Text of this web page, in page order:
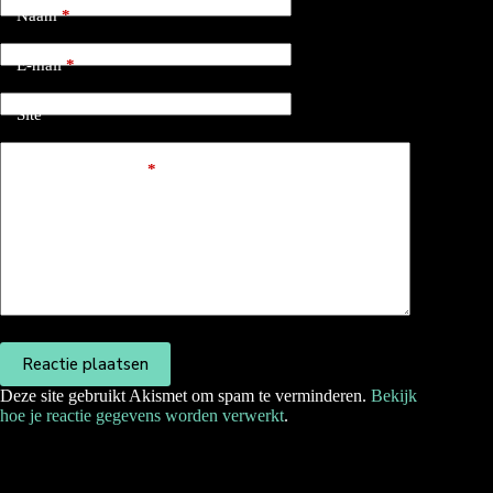
Naam*
E-mail*
Site
*
Reactie plaatsen
Deze site gebruikt Akismet om spam te verminderen. Bekijk
hoe je reactie gegevens worden verwerkt.